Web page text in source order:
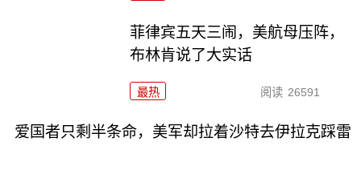
菲律宾五天三闹，美航母压阵，
布林肯说了大实话
最热 阅读 26591
爱国者只剩半条命，美军却拉着沙特去伊拉克踩雷